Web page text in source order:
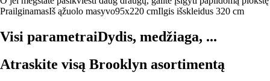
PrailginamasIš ąžuolo masyvo95x220 cmIlgis išskleidus 320 cm
Visi parametraiDydis, medžiaga, ...
Atraskite visą Brooklyn asortimentą